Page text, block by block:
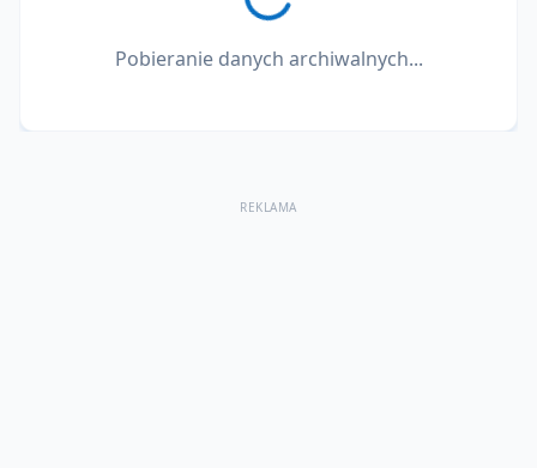
Pobieranie danych archiwalnych...
REKLAMA